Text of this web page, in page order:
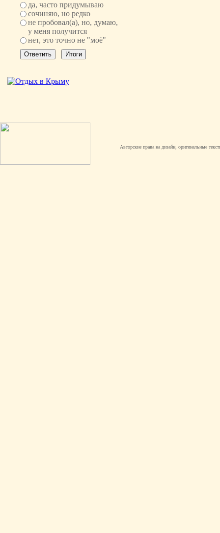
да, часто придумываю
сочиняю, но редко
не пробовал(а), но, думаю,
у меня получится
нет, это точно не "моё"
Авторские права на дизайн, оригинальные